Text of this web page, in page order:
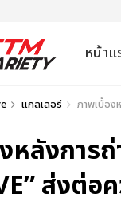
หน้าแ
แกลเลอรี ภาพเบื้อง
หลังการถ่
ส่งต่อ